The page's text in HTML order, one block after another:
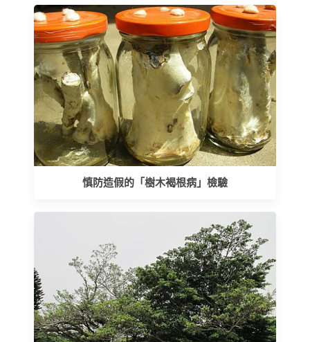
慎防造假的「樹木褐根病」檢驗